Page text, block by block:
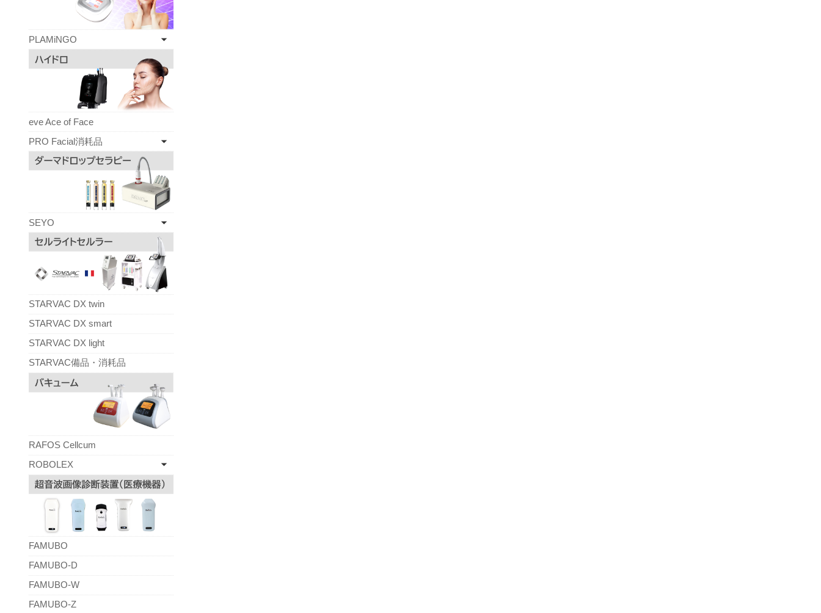
PLAMiNGO
eve Ace of Face
PRO Facial消耗品
SEYO
STARVAC DX twin
STARVAC DX smart
STARVAC DX light
STARVAC備品・消耗品
RAFOS Cellcum
ROBOLEX
FAMUBO
FAMUBO-D
FAMUBO-W
FAMUBO-Z